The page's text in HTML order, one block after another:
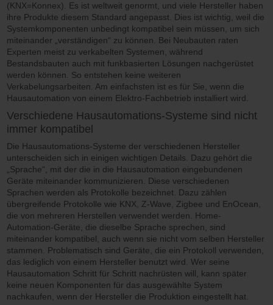
(KNX=Konnex). Es ist weltweit genormt, und viele Hersteller haben
ihre Produkte diesem Standard angepasst. Dies ist wichtig, weil die
Systemkomponenten unbedingt kompatibel sein müssen, um sich
miteinander „verständigen“ zu können. Bei Neubauten raten
Experten meist zu verkabelten Systemen, während
Bestandsbauten auch mit funkbasierten Lösungen nachgerüstet
werden können. So entstehen keine weiteren
Verkabelungsarbeiten. Am einfachsten ist es für Sie, wenn die
Hausautomation von einem Elektro-Fachbetrieb installiert wird.
Verschiedene Hausautomations-Systeme sind nicht
immer kompatibel
Die Hausautomations-Systeme der verschiedenen Hersteller
unterscheiden sich in einigen wichtigen Details. Dazu gehört die
„Sprache“, mit der die in die Hausautomation eingebundenen
Geräte miteinander kommunizieren. Diese verschiedenen
Sprachen werden als Protokolle bezeichnet. Dazu zählen
übergreifende Protokolle wie KNX, Z-Wave, Zigbee und EnOcean,
die von mehreren Herstellen verwendet werden. Home-
Automation-Geräte, die dieselbe Sprache sprechen, sind
miteinander kompatibel, auch wenn sie nicht vom selben Hersteller
stammen. Problematisch sind Geräte, die ein Protokoll verwenden,
das lediglich von einem Hersteller benutzt wird. Wer seine
Hausautomation Schritt für Schritt nachrüsten will, kann später
keine neuen Komponenten für das ausgewählte System
nachkaufen, wenn der Hersteller die Produktion eingestellt hat.